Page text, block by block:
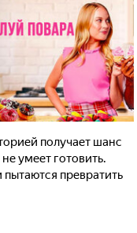
получает шанс
умеет готовить.
превратить